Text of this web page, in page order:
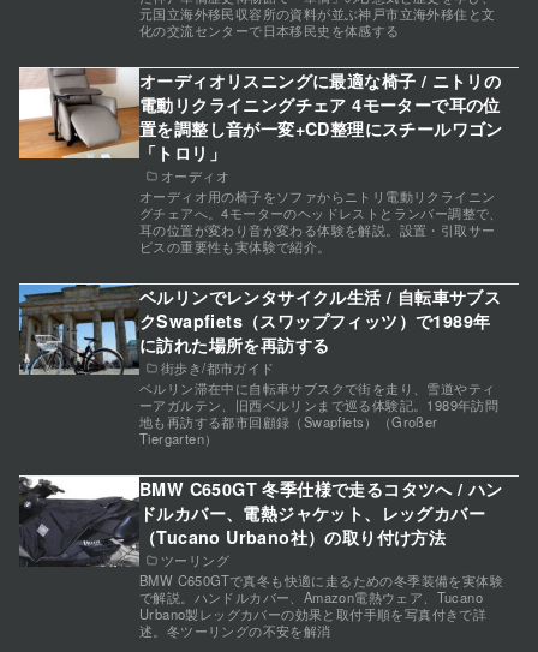
元国立海外移民収容所の資料が並ぶ神戸市立海外移住と文
化の交流センターで日本移民史を体感する
オーディオ
オーディオリスニングに最適な椅子 / ニトリの
電動リクライニングチェア 4モーターで耳の位
置を調整し音が一変+CD整理にスチールワゴン
「トロリ」
オーディオ用の椅子をソファからニトリ電動リクライニン
グチェアへ。4モーターのヘッドレストとランバー調整で、
耳の位置が変わり音が変わる体験を解説。設置・引取サー
ビスの重要性も実体験で紹介。
街歩き/都市ガイド
ベルリンでレンタサイクル生活 / 自転車サブス
クSwapfiets（スワップフィッツ）で1989年
に訪れた場所を再訪する
ベルリン滞在中に自転車サブスクで街を走り、雪道やティ
ーアガルテン、旧西ベルリンまで巡る体験記。1989年訪問
地も再訪する都市回顧録（Swapfiets）（Großer
Tiergarten）
ツーリング
BMW C650GT 冬季仕様で走るコタツへ / ハン
ドルカバー、電熱ジャケット、レッグカバー
（Tucano Urbano社）の取り付け方法
BMW C650GTで真冬も快適に走るための冬季装備を実体験
で解説。ハンドルカバー、Amazon電熱ウェア、Tucano
Urbano製レッグカバーの効果と取付手順を写真付きで詳
述。冬ツーリングの不安を解消